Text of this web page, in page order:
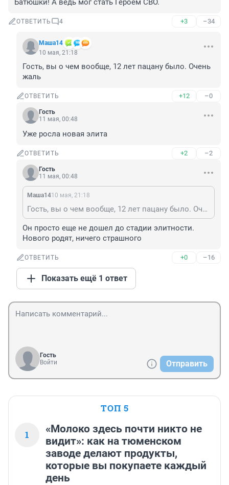
Батюшки! А ведь мог стать Героем СВО.
ОТВЕТИТЬ 4 +3 –34
Mаша14
10 мая, 21:18
Гость, вы о чем вообще, 12 лет пацану было. Очень
жаль
ОТВЕТИТЬ +12 –0
Гость
11 мая, 00:48
Уже росла новая элита
ОТВЕТИТЬ +2 –2
Гость
11 мая, 00:48
Mаша1410 мая, 21:18
Гость, вы о чем вообще, 12 лет пацану было. Очень жаль
Он просто еще не дошел до стадии элитности.
Нового родят, ничего страшного
ОТВЕТИТЬ +0 –16
Показать ещё 1 ответ
Гость
Войти
Отправить
ТОП 5
1
«Молоко здесь почти никто не
видит»: как на тюменском
заводе делают продукты,
которые вы покупаете каждый
день